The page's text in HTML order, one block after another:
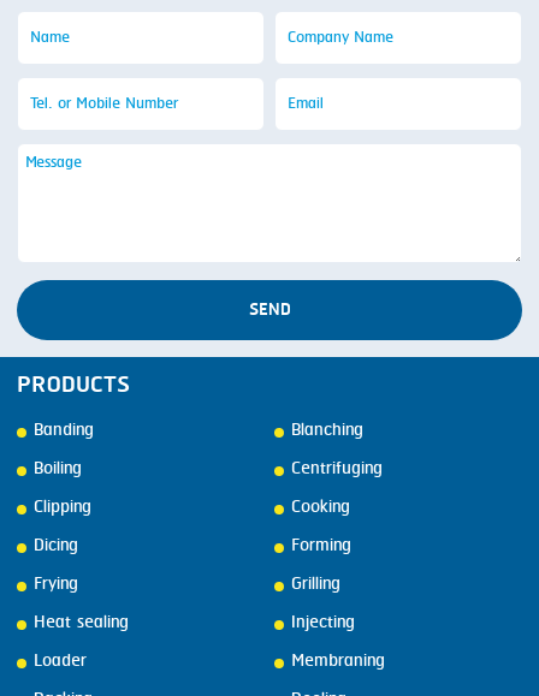
SEND
PRODUCTS
Banding
Blanching
Boiling
Centrifuging
Clipping
Cooking
Dicing
Forming
Frying
Grilling
Heat sealing
Injecting
Loader
Membraning